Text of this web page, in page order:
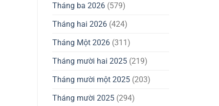
Tháng ba 2026 (579)
Tháng hai 2026 (424)
Tháng Một 2026 (311)
Tháng mười hai 2025 (219)
Tháng mười một 2025 (203)
Tháng mười 2025 (294)